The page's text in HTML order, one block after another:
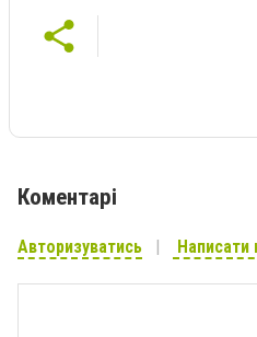
Коментарі
Авторизуватись Написати